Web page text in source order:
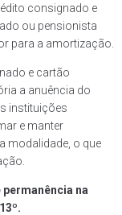
consignado e
ou pensionista
para a amortização.
e cartão
a anuência do
instituições
e manter
modalidade, o que
na